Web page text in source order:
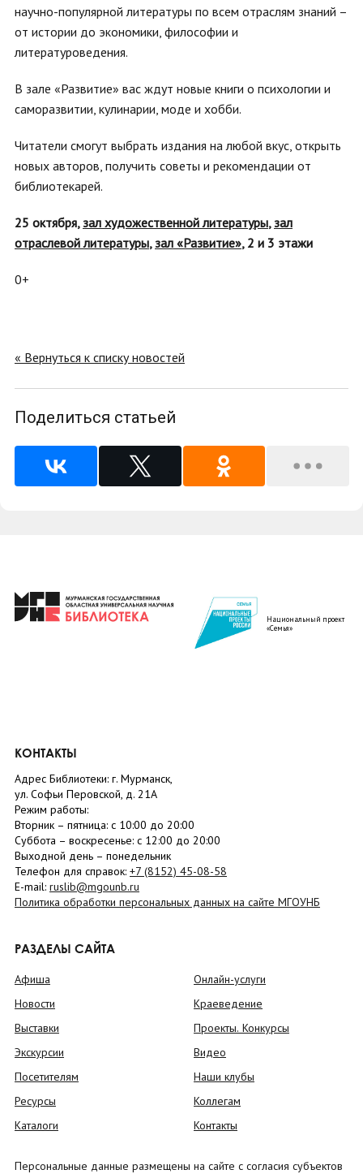
научно-популярной литературы по всем отраслям знаний –
от истории до экономики, философии и
литературоведения.
В зале «Развитие» вас ждут новые книги о психологии и
саморазвитии, кулинарии, моде и хобби.
Читатели смогут выбрать издания на любой вкус, открыть
новых авторов, получить советы и рекомендации от
библиотекарей.
25 октября, зал художественной литературы, зал
отраслевой литературы, зал «Развитие», 2 и 3 этажи
0+
« Вернуться к списку новостей
Поделиться статьей
Национальный проект
«Семья»
КОНТАКТЫ
Адрес Библиотеки: г. Мурманск,
ул. Софьи Перовской, д. 21А
Режим работы:
Вторник – пятница: с 10:00 до 20:00
Суббота – воскресенье: c 12:00 до 20:00
Выходной день – понедельник
Телефон для справок: +7 (8152) 45-08-58
E-mail: ruslib@mgounb.ru
Политика обработки персональных данных на сайте МГОУНБ
РАЗДЕЛЫ САЙТА
Афиша
Новости
Выставки
Экскурсии
Посетителям
Ресурсы
Каталоги
Онлайн-услуги
Краеведение
Проекты. Конкурсы
Видео
Наши клубы
Коллегам
Контакты
Персональные данные размещены на сайте с согласия субъектов